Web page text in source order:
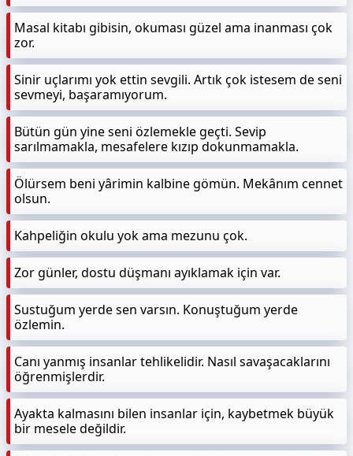
Masal kitabı gibisin, okuması güzel ama inanması çok
zor.
Sinir uçlarımı yok ettin sevgili. Artık çok istesem de seni
sevmeyi, başaramıyorum.
Bütün gün yine seni özlemekle geçti. Sevip
sarılmamakla, mesafelere kızıp dokunmamakla.
Ölürsem beni yârimin kalbine gömün. Mekânım cennet
olsun.
Kahpeliğin okulu yok ama mezunu çok.
Zor günler, dostu düşmanı ayıklamak için var.
Sustuğum yerde sen varsın. Konuştuğum yerde
özlemin.
Canı yanmış insanlar tehlikelidir. Nasıl savaşacaklarını
öğrenmişlerdir.
Ayakta kalmasını bilen insanlar için, kaybetmek büyük
bir mesele değildir.